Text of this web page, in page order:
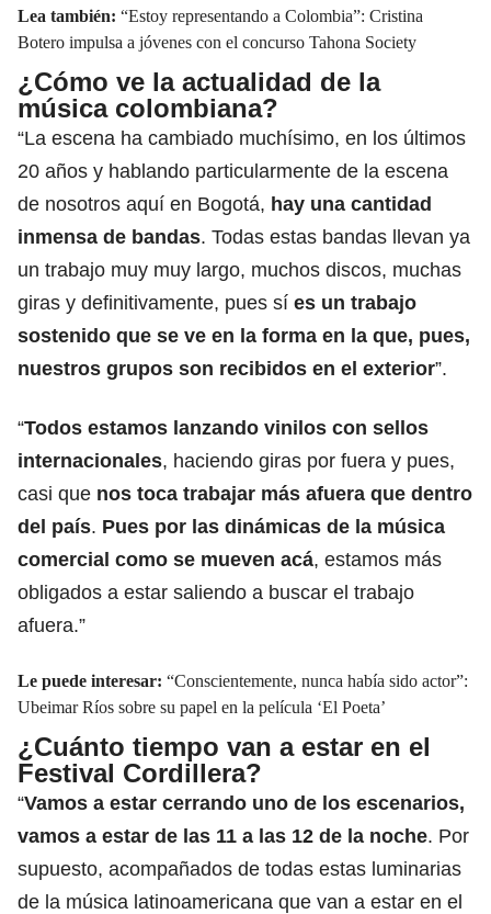
Lea también: “Estoy representando a Colombia”: Cristina
Botero impulsa a jóvenes con el concurso Tahona Society
¿Cómo ve la actualidad de la
música colombiana?
“La escena ha cambiado muchísimo, en los últimos
20 años y hablando particularmente de la escena
de nosotros aquí en Bogotá, hay una cantidad
inmensa de bandas. Todas estas bandas llevan ya
un trabajo muy muy largo, muchos discos, muchas
giras y definitivamente, pues sí es un trabajo
sostenido que se ve en la forma en la que, pues,
nuestros grupos son recibidos en el exterior”.
“Todos estamos lanzando vinilos con sellos
internacionales, haciendo giras por fuera y pues,
casi que nos toca trabajar más afuera que dentro
del país. Pues por las dinámicas de la música
comercial como se mueven acá, estamos más
obligados a estar saliendo a buscar el trabajo
afuera.”
Le puede interesar: “Conscientemente, nunca había sido actor”:
Ubeimar Ríos sobre su papel en la película ‘El Poeta’
¿Cuánto tiempo van a estar en el
Festival Cordillera?
“Vamos a estar cerrando uno de los escenarios,
vamos a estar de las 11 a las 12 de la noche. Por
supuesto, acompañados de todas estas luminarias
de la música latinoamericana que van a estar en el